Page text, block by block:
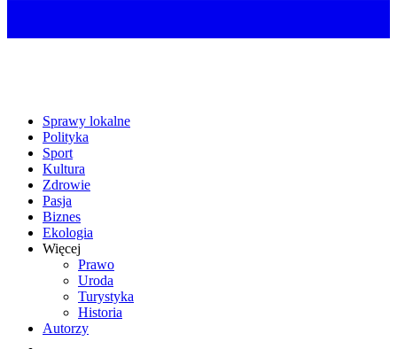
Sprawy lokalne
Polityka
Sport
Kultura
Zdrowie
Pasja
Biznes
Ekologia
Więcej
Prawo
Uroda
Turystyka
Historia
Autorzy